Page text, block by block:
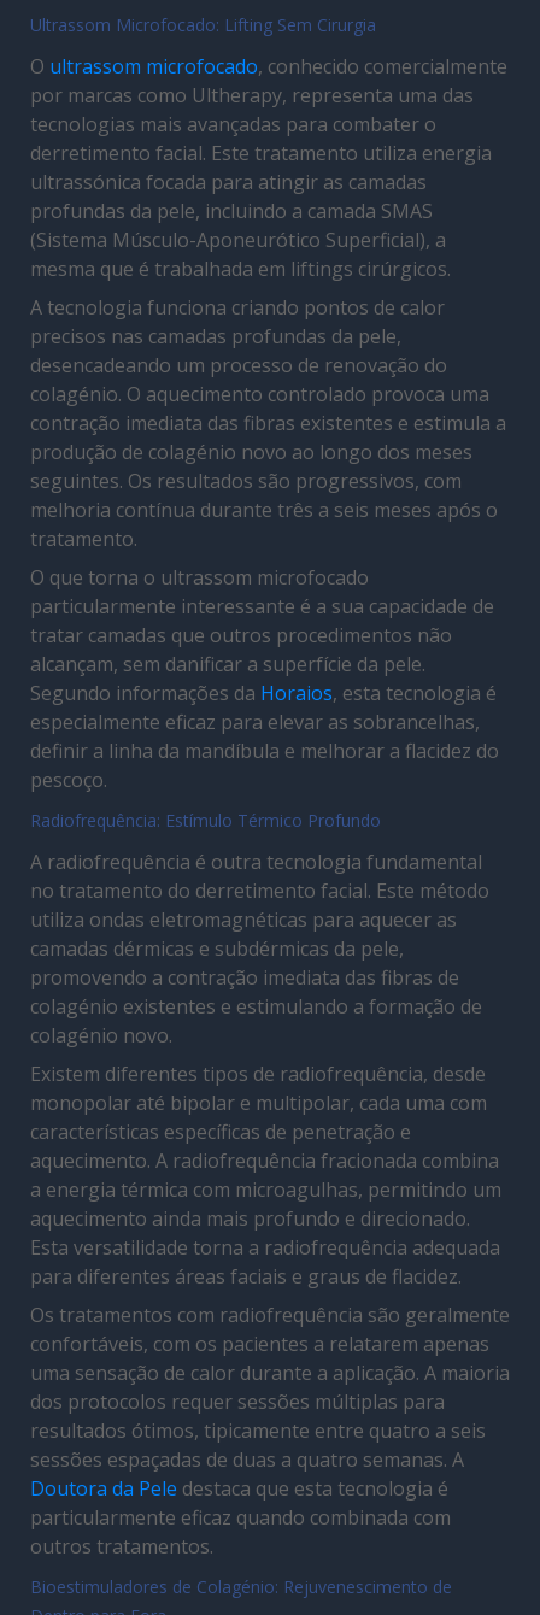
Ultrassom Microfocado: Lifting Sem Cirurgia
O ultrassom microfocado, conhecido comercialmente
por marcas como Ultherapy, representa uma das
tecnologias mais avançadas para combater o
derretimento facial. Este tratamento utiliza energia
ultrassónica focada para atingir as camadas
profundas da pele, incluindo a camada SMAS
(Sistema Músculo-Aponeurótico Superficial), a
mesma que é trabalhada em liftings cirúrgicos.
A tecnologia funciona criando pontos de calor
precisos nas camadas profundas da pele,
desencadeando um processo de renovação do
colagénio. O aquecimento controlado provoca uma
contração imediata das fibras existentes e estimula a
produção de colagénio novo ao longo dos meses
seguintes. Os resultados são progressivos, com
melhoria contínua durante três a seis meses após o
tratamento.
O que torna o ultrassom microfocado
particularmente interessante é a sua capacidade de
tratar camadas que outros procedimentos não
alcançam, sem danificar a superfície da pele.
Segundo informações da Horaios, esta tecnologia é
especialmente eficaz para elevar as sobrancelhas,
definir a linha da mandíbula e melhorar a flacidez do
pescoço.
Radiofrequência: Estímulo Térmico Profundo
A radiofrequência é outra tecnologia fundamental
no tratamento do derretimento facial. Este método
utiliza ondas eletromagnéticas para aquecer as
camadas dérmicas e subdérmicas da pele,
promovendo a contração imediata das fibras de
colagénio existentes e estimulando a formação de
colagénio novo.
Existem diferentes tipos de radiofrequência, desde
monopolar até bipolar e multipolar, cada uma com
características específicas de penetração e
aquecimento. A radiofrequência fracionada combina
a energia térmica com microagulhas, permitindo um
aquecimento ainda mais profundo e direcionado.
Esta versatilidade torna a radiofrequência adequada
para diferentes áreas faciais e graus de flacidez.
Os tratamentos com radiofrequência são geralmente
confortáveis, com os pacientes a relatarem apenas
uma sensação de calor durante a aplicação. A maioria
dos protocolos requer sessões múltiplas para
resultados ótimos, tipicamente entre quatro a seis
sessões espaçadas de duas a quatro semanas. A
Doutora da Pele destaca que esta tecnologia é
particularmente eficaz quando combinada com
outros tratamentos.
Bioestimuladores de Colagénio: Rejuvenescimento de